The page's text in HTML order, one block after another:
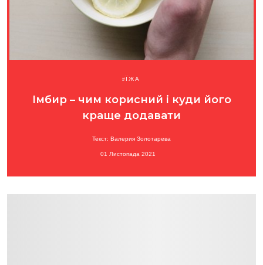
ЇЖА
Імбир – чим корисний і куди його
краще додавати
Текст: Валерия Золотарева
01 Листопада 2021